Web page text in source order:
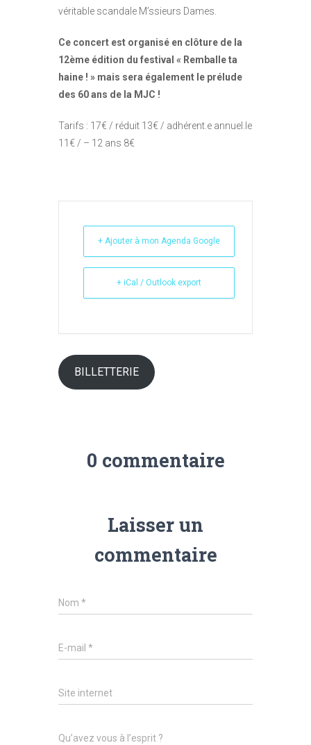
véritable scandale M’ssieurs Dames.
Ce concert est organisé en clôture de la
12ème édition du festival « Remballe ta
haine ! » mais sera également le prélude
des 60 ans de la MJC !
Tarifs : 17€ / réduit 13€ / adhérent.e annuel.le
11€ / – 12 ans 8€
+ Ajouter à mon Agenda Google
+ iCal / Outlook export
BILLETTERIE
0 commentaire
Laisser un
commentaire
Nom *
E-mail *
Site internet
Qu’avez vous à l’esprit ?